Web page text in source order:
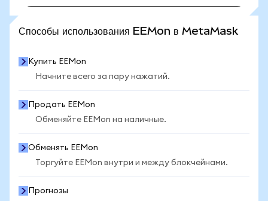
Способы использования EEMon в MetaMask
Купить EEMon
Начните всего за пару нажатий.
Продать EEMon
Обменяйте EEMon на наличные.
Обменять EEMon
Торгуйте EEMon внутри и между блокчейнами.
Прогнозы